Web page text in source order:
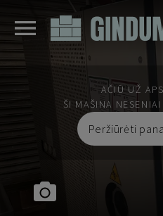
AČIŪ UŽ
ŠI MAŠINA
Peržiūrėti